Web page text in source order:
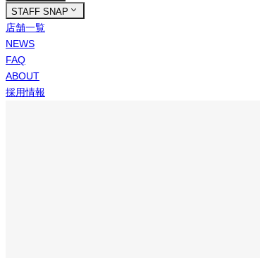
STAFF SNAP
店舗一覧
NEWS
FAQ
ABOUT
採用情報